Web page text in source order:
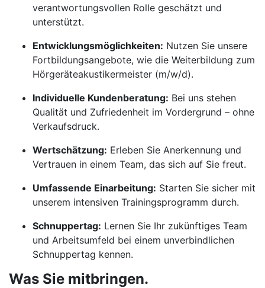
verantwortungsvollen Rolle geschätzt und
unterstützt.
Entwicklungsmöglichkeiten: Nutzen Sie unsere
Fortbildungsangebote, wie die Weiterbildung zum
Hörgeräteakustikermeister (m/w/d).
Individuelle Kundenberatung: Bei uns stehen
Qualität und Zufriedenheit im Vordergrund – ohne
Verkaufsdruck.
Wertschätzung: Erleben Sie Anerkennung und
Vertrauen in einem Team, das sich auf Sie freut.
Umfassende Einarbeitung: Starten Sie sicher mit
unserem intensiven Trainingsprogramm durch.
Schnuppertag: Lernen Sie Ihr zukünftiges Team
und Arbeitsumfeld bei einem unverbindlichen
Schnuppertag kennen.
Was Sie mitbringen.